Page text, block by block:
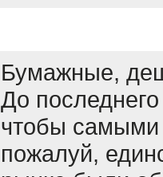
Бумажные,
До
чтобы
пожалуй,